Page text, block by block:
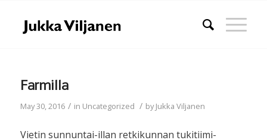
Farmilla
May 30, 2016 / in Uncategorized / byJukka Viljanen
Vietin sunnuntai-illan retkikunnan tukitiimi-